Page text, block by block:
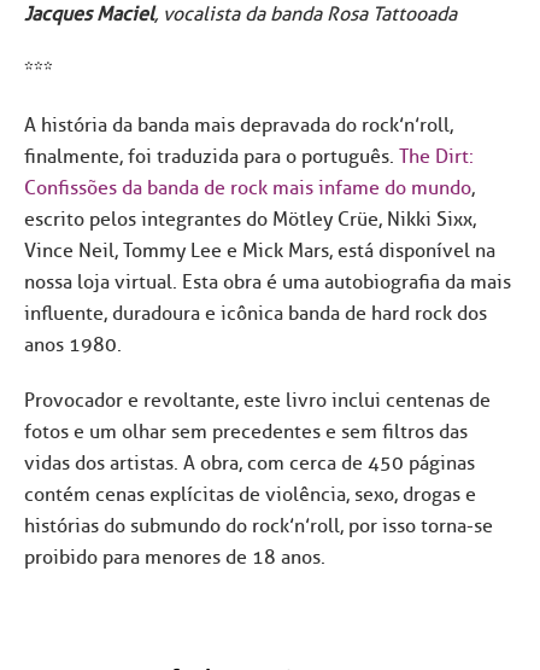
Jacques Maciel, vocalista da banda Rosa Tattooada
***
A história da banda mais depravada do rock’n’roll,
finalmente, foi traduzida para o português. The Dirt:
Confissões da banda de rock mais infame do mundo,
escrito pelos integrantes do Mötley Crüe, Nikki Sixx,
Vince Neil, Tommy Lee e Mick Mars, está disponível na
nossa loja virtual. Esta obra é uma autobiografia da mais
influente, duradoura e icônica banda de hard rock dos
anos 1980.
Provocador e revoltante, este livro inclui centenas de
fotos e um olhar sem precedentes e sem filtros das
vidas dos artistas. A obra, com cerca de 450 páginas
contém cenas explícitas de violência, sexo, drogas e
histórias do submundo do rock’n’roll, por isso torna-se
proibido para menores de 18 anos.